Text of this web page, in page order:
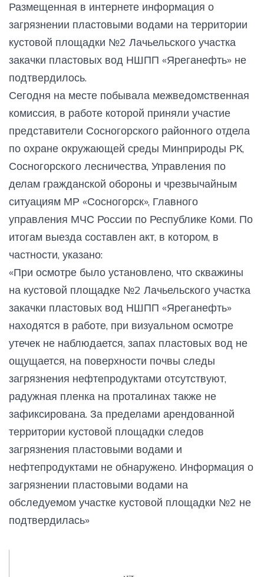
Размещенная в интернете информация о
загрязнении пластовыми водами на территории
кустовой площадки №2 Лачьельского участка
закачки пластовых вод НШПП «Яреганефть» не
подтвердилось.
Сегодня на месте побывала межведомственная
комиссия, в работе которой приняли участие
представители Сосногорского районного отдела
по охране окружающей среды Минприроды РК,
Сосногорского лесничества, Управления по
делам гражданской обороны и чрезвычайным
ситуациям МР «Сосногорск», Главного
управления МЧС России по Республике Коми. По
итогам выезда составлен акт, в котором, в
частности, указано:
«При осмотре было установлено, что скважины
на кустовой площадке №2 Лачьельского участка
закачки пластовых вод НШПП «Яреганефть»
находятся в работе, при визуальном осмотре
утечек не наблюдается, запах пластовых вод не
ощущается, на поверхности почвы следы
загрязнения нефтепродуктами отсутствуют,
радужная пленка на проталинах также не
зафиксирована. За пределами арендованной
территории кустовой площадки следов
загрязнения пластовыми водами и
нефтепродуктами не обнаружено. Информация о
загрязнении пластовыми водами на
обследуемом участке кустовой площадки №2 не
подтвердилась»